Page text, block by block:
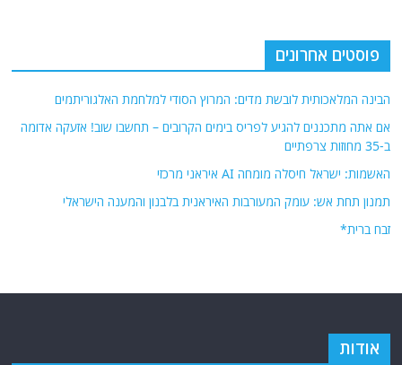
פוסטים אחרונים
הבינה המלאכותית לובשת מדים: המרוץ הסודי למלחמת האלגוריתמים
אם אתה מתכננים להגיע לפריס בימים הקרובים – תחשבו שוב! אזעקה אדומה
ב-35 מחוזות צרפתיים
האשמות: ישראל חיסלה מומחה AI איראני מרכזי
תמנון תחת אש: עומק המעורבות האיראנית בלבנון והמענה הישראלי
זבח ברית*
אודות